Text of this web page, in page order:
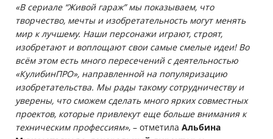
«В сериале “Живой гараж” мы показываем, что
творчество, мечты и изобретательность могут менять
мир к лучшему. Наши персонажи играют, строят,
изобретают и воплощают свои самые смелые идеи! Во
всём этом есть много пересечений с деятельностью
«КулибинПРО», направленной на популяризацию
изобретательства. Мы рады такому сотрудничеству и
уверены, что сможем сделать много ярких совместных
проектов, которые привлекут еще больше внимания к
техническим профессиям», – отметила Альбина